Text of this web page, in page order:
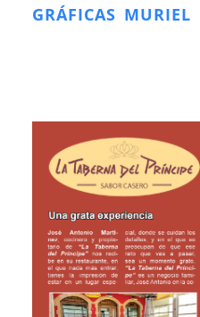
GRÁFICAS MURIEL